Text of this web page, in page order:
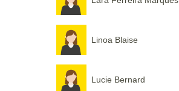
Linoa Blaise
Lucie Bernard